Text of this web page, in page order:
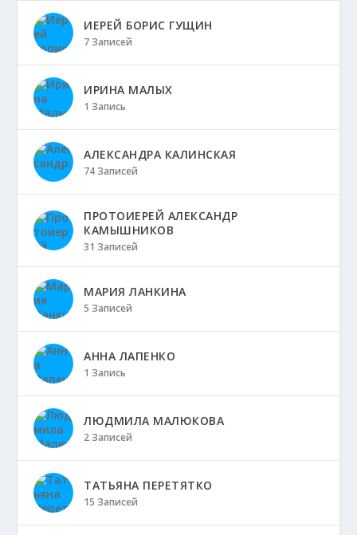
ИЕРЕЙ БОРИС ГУЩИН
7 Записей
ИРИНА МАЛЫХ
1 Запись
АЛЕКСАНДРА КАЛИНСКАЯ
74 Записей
ПРОТОИЕРЕЙ АЛЕКСАНДР
КАМЫШНИКОВ
31 Записей
МАРИЯ ЛАНКИНА
5 Записей
АННА ЛАПЕНКО
1 Запись
ЛЮДМИЛА МАЛЮКОВА
2 Записей
ТАТЬЯНА ПЕРЕТЯТКО
15 Записей